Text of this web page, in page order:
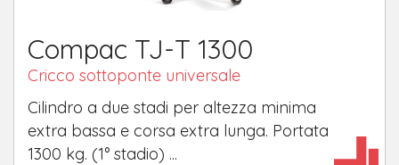
Compac TJ-T 1300
Cricco sottoponte universale
Cilindro a due stadi per altezza minima
extra bassa e corsa extra lunga. Portata
1300 kg. (1° stadio) ...